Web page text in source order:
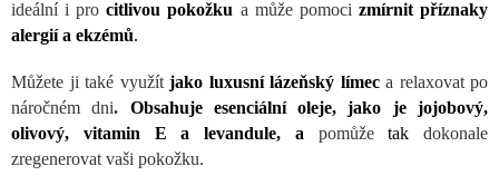
ideální i procitlivou pokožku a může pomoci zmírnit příznaky
alergií a ekzémů.
Můžete ji také využít jako luxusní lázeňský límec a relaxovat po
náročném dni. Obsahuje esenciální oleje, jako je jojobový,
olivový, vitamin E a levandule, a pomůžetak dokonale
zregenerovat vaši pokožku.